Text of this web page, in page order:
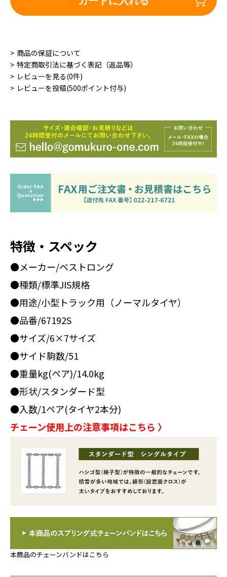
商品の保証について
特定商取引法に基づく表記（返品等）
レビューを見る(0件)
レビューを投稿(500ポイント付与)
特徴・スペック
●メーカー/ベストロング
●種類/標準JIS規格
●用途/小型トラック用（ノーマルタイヤ）
●品番/67192S
●サイズ/6×7サイズ
●サイド駒数/51
●重量kg(ペア)/14.0kg
●形状/スタンダード型
●入数/1ペア(タイヤ2本分)
チェーン使用上の注意事項はこちら 〉
本商品のチェーンバンドはこちら